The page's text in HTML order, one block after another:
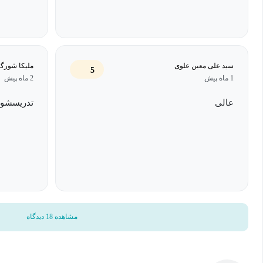
سید علی معین علوی
1 ماه پیش
5
عالی
ملیکا
2 ماه پیش
مشاهده 18 دیدگاه